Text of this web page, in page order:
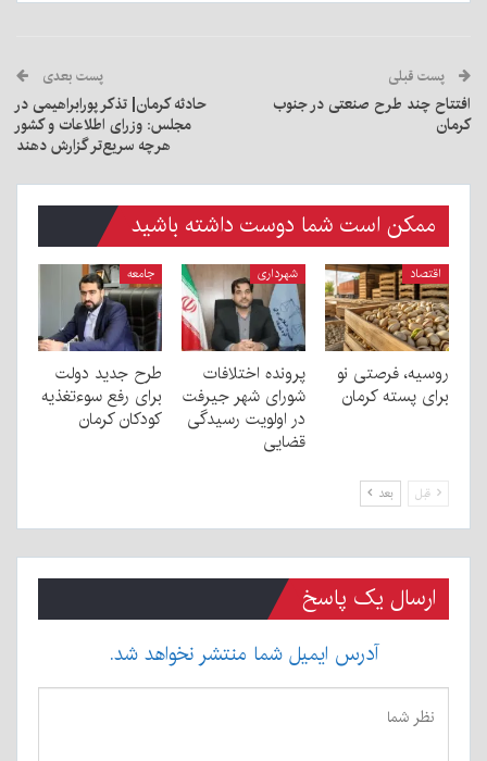
پست قبلی
افتتاح چند طرح صنعتی در جنوب
کرمان
پست بعدی
حادثه کرمان| تذکر پورابراهیمی در
مجلس: وزرای اطلاعات و کشور
هرچه سریع‌تر گزارش دهند
ممکن است شما دوست داشته باشید
اقتصاد
روسیه، فرصتی نو
برای پسته کرمان
شهرداری
پرونده اختلافات
شورای شهر جیرفت
در اولویت رسیدگی
قضایی
جامعه
طرح جدید دولت
برای رفع سوءتغذیه
کودکان کرمان
قبل بعد
ارسال یک پاسخ
آدرس ایمیل شما منتشر نخواهد شد.